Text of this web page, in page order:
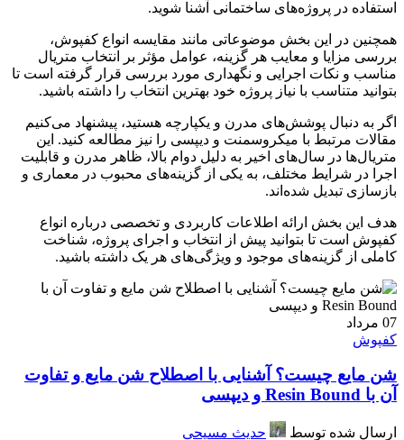
استفاده در پروژه‌های ساختمانی آشنا شوید.
همچنین در این بخش موضوعاتی مانند مقایسه انواع کفپوش،
بررسی مزایا و معایب هر گزینه، عوامل مؤثر بر انتخاب متریال
مناسب و نکات اجرایی و نگهداری مورد بررسی قرار گرفته است تا
بتوانید متناسب با نیاز پروژه خود بهترین انتخاب را داشته باشید.
اگر به دنبال پوشش‌های مدرن و یکپارچه هستید، پیشنهاد می‌کنیم
مقالات مرتبط با میکروسمنت و دیپسی را نیز مطالعه کنید. این
متریال‌ها در سال‌های اخیر به دلیل دوام بالا، ظاهر مدرن و قابلیت
اجرا در شرایط مختلف، به یکی از گزینه‌های محبوب در معماری و
بازسازی تبدیل شده‌اند.
هدف این بخش ارائه اطلاعات کاربردی و تخصصی درباره انواع
کفپوش است تا بتوانید پیش از انتخاب و اجرای پروژه، شناخت
کاملی از گزینه‌های موجود و ویژگی‌های هر یک داشته باشید.
07 مرداد
کفپوش
شن مایع چیست؟ آشنایی با اصطلاح شن مایع و تفاوت
آن با Resin Bound و دیپسی
ارسال شده توسط
حدیث مسیحی